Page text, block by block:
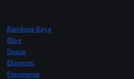
Bandung Raya
Blog
Dunia
Ekonomi
Fenomena